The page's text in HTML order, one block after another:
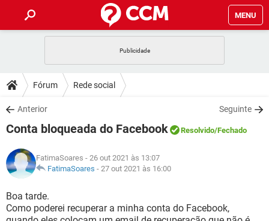
MENU
CELULAR
OUTLOOK
INSTAGRAM GMAIL
GUIA DE COMPRAS
DICAS
JOGOS
INSTAGRAM GMAIL
GUIA DE COMPRAS
DOWNLOADS
JOGOS WHATSAPP
CELULAR
OUTLOOK EXCEL
INSTAGRAM
GUIA DE COMPRAS
JOGOS WHATSAPP
CELULAR
OUTLOOK
GLOSSÁRIO
CELULAR FACEBOOK
Fórum Rede social
Anterior Seguinte
Conta bloqueada do Facebook Resolvido/Fechado
FatimaSoares - 26 out 2021 às 13:07
FatimaSoares - 27 out 2021 às 16:00
Boa tarde.
Como poderei recuperar a minha conta do Facebook,